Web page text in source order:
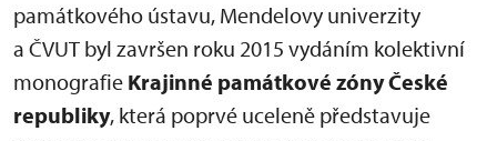
památkového ústavu, Mendelovy univerzity
a ČVUT byl završen roku 2015 vydáním kolektivní
monografie Krajinné památkové zóny České
republiky, která poprvé uceleně představuje